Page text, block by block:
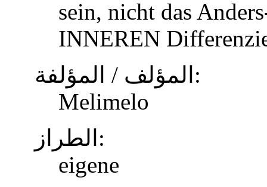
sein, nicht das
INNEREN
المؤلف / المؤلفة:
Melimelo
الطراز:
eigene